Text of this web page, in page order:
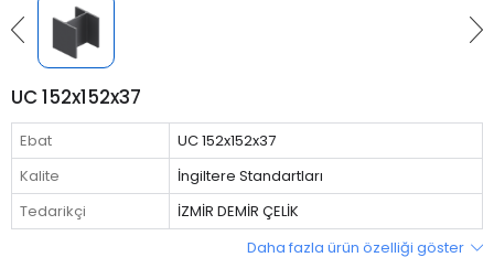
UC 152x152x37
Ebat
UC 152x152x37
Kalite
İngiltere Standartları
Tedarikçi
İZMİR DEMİR ÇELİK
Daha fazla ürün özelliği göster